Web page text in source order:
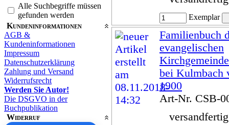
Alle Suchbegriffe müssen
gefunden werden
Kundeninformationen
AGB &
Kundeninformationen
Impressum
Datenschutzerklärung
Zahlung und Versand
Widerrufsrecht
Werden Sie Autor!
Die DSGVO in der
Buchpublikation
Widerruf
Exemplar
Familienbuch
evangelischen
bei Kulmbach
1900
Art-Nr. CSB-